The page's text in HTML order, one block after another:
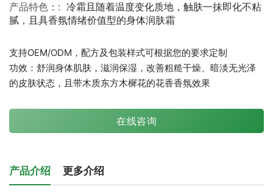
产品特色：: 冷霜且随着温度变化质地，触肤一抹即化不粘
腻，且具香氛情绪价值型的身体润肤霜
支持OEM/ODM，配方及包装样式可根据您的要求定制
功效：舒润身体肌肤，滋润保湿，改善粗糙干燥、暗淡无光泽
的皮肤状态，且带木质东方木樨花的花香香氛效果
在线咨询
产品介绍 更多介绍